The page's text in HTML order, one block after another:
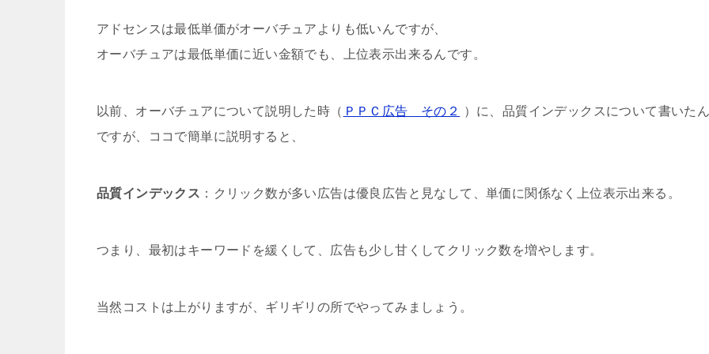
アドセンスは最低単価がオーバチュアよりも低いんですが、
オーバチュアは最低単価に近い金額でも、上位表示出来るんです。
以前、オーバチュアについて説明した時（ ＰＰＣ広告 その２
）に、品質インデックスについて書いた
ですが、ココで簡単に説明すると、
品質インデックス ：クリック数が多い広告は優良広告と見なして、単価に関係なく上位表示出来る。
つまり、最初はキーワードを緩くして、広告も少し甘くしてクリック数を増やします。
当然コストは上がりますが、ギリギリの所でやってみましょう。